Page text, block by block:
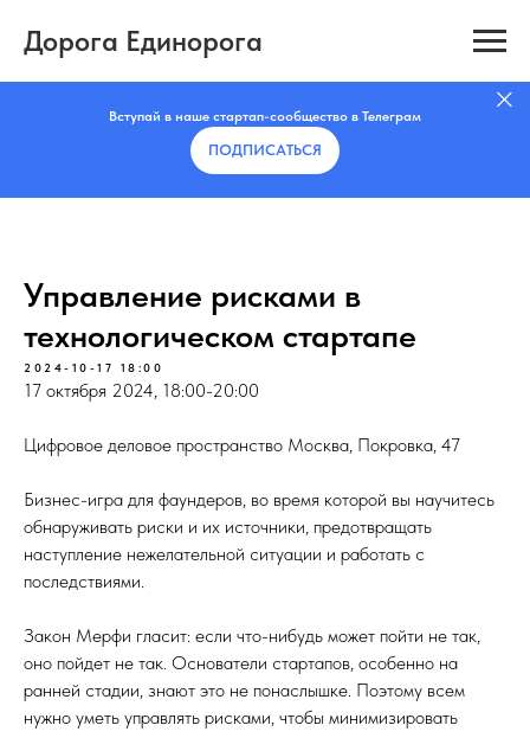
Дорога Единорога
Вступай в наше стартап-сообщество в Телеграм
ПОДПИСАТЬCЯ
Управление рисками в
технологическом стартапе
2024-10-17 18:00
17 октября 2024, 18:00-20:00
Цифровое деловое пространство Москва, Покровка, 47
Бизнес-игра для фаундеров, во время которой вы научитесь
обнаруживать риски и их источники, предотвращать
наступление нежелательной ситуации и работать с
последствиями.
Закон Мерфи гласит: если что-нибудь может пойти не так,
оно пойдет не так. Основатели стартапов, особенно на
ранней стадии, знают это не понаслышке. Поэтому всем
нужно уметь управлять рисками, чтобы минимизировать